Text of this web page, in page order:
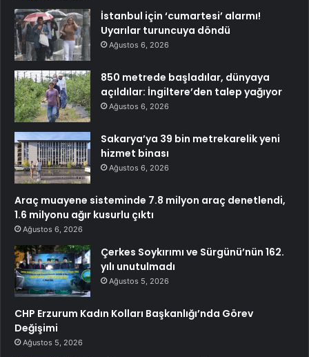
İstanbul için ‘cumartesi’ alarmı!
Uyarılar turuncuya döndü
Ağustos 6, 2026
850 metrede başladılar, dünyaya
açıldılar: İngiltere’den talep yağıyor
Ağustos 6, 2026
Sakarya’ya 39 bin metrekarelik yeni
hizmet binası
Ağustos 6, 2026
Araç muayene sisteminde 7.8 milyon araç denetlendi,
1.6 milyonu ağır kusurlu çıktı
Ağustos 6, 2026
Çerkes Soykırımı ve Sürgünü’nün 162.
yılı unutulmadı
Ağustos 5, 2026
CHP Erzurum Kadın Kolları Başkanlığı’nda Görev
Değişimi
Ağustos 5, 2026